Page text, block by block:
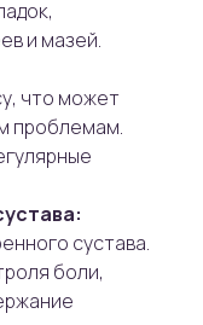
и мазей.
что может
проблемам.
сустава.
боли,